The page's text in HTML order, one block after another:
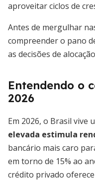
aproveitar ciclos de
Antes de mergulhar
compreender o pano
as decisões de
Entendendo o
2026
Em 2026, o Brasil vive
elevada estimula
bancário mais caro
em torno de 15% ao
crédito privado